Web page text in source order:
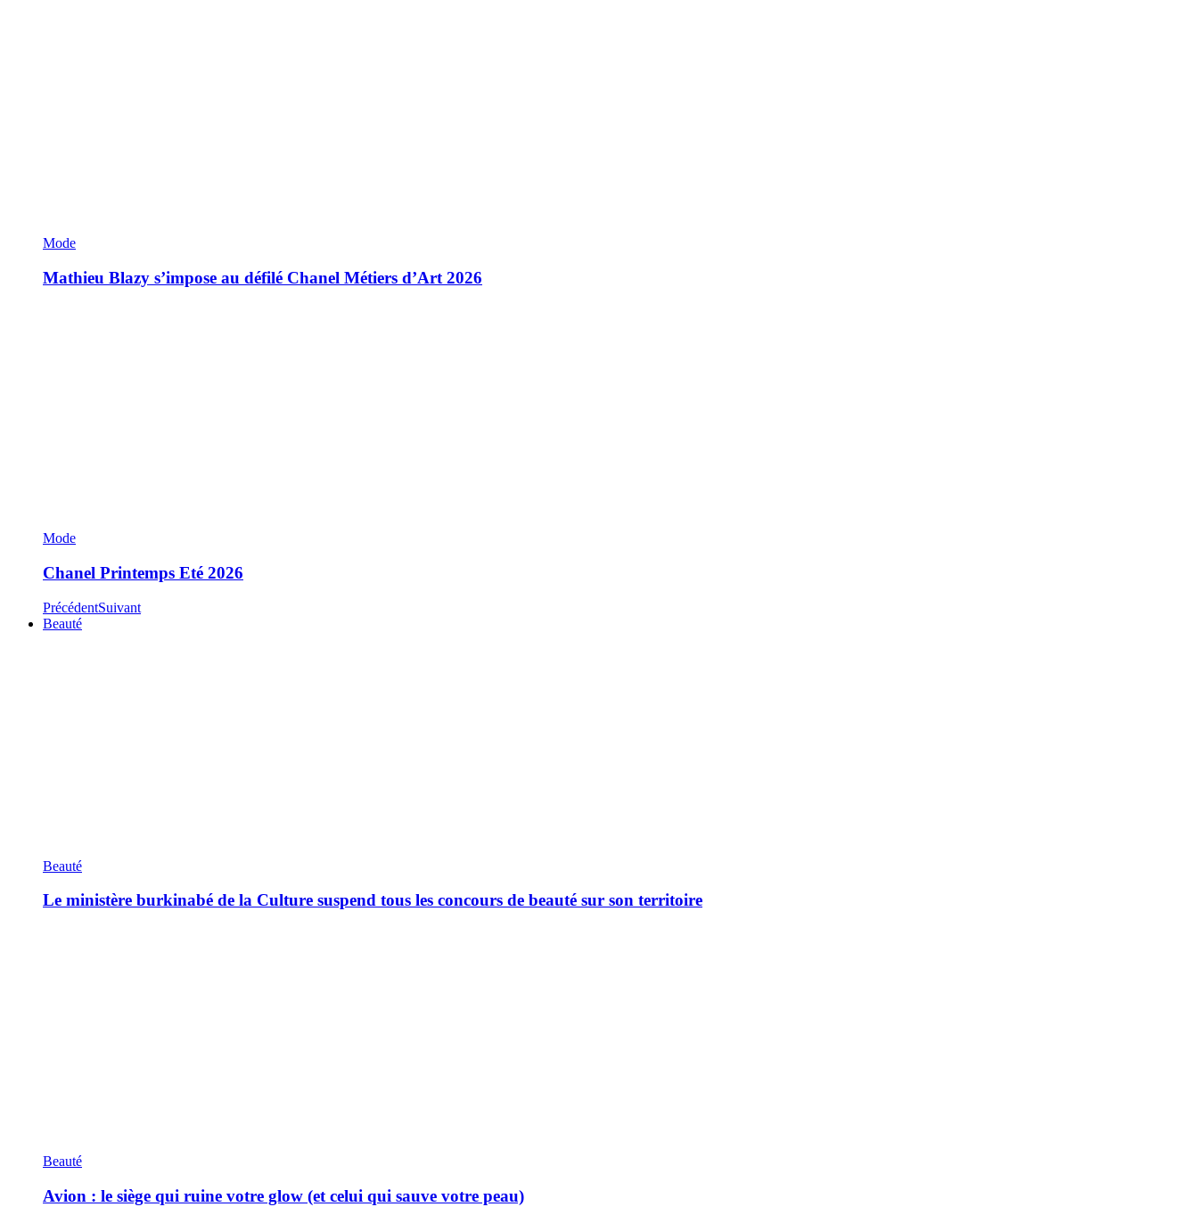
Mode
Mathieu Blazy s’impose au défilé Chanel Métiers d’Art 2026
Mode
Chanel Printemps Eté 2026
PrécédentSuivant
Beauté
Beauté
Le ministère burkinabé de la Culture suspend tous les concours de beauté sur son territoire
Beauté
Avion : le siège qui ruine votre glow (et celui qui sauve votre peau)